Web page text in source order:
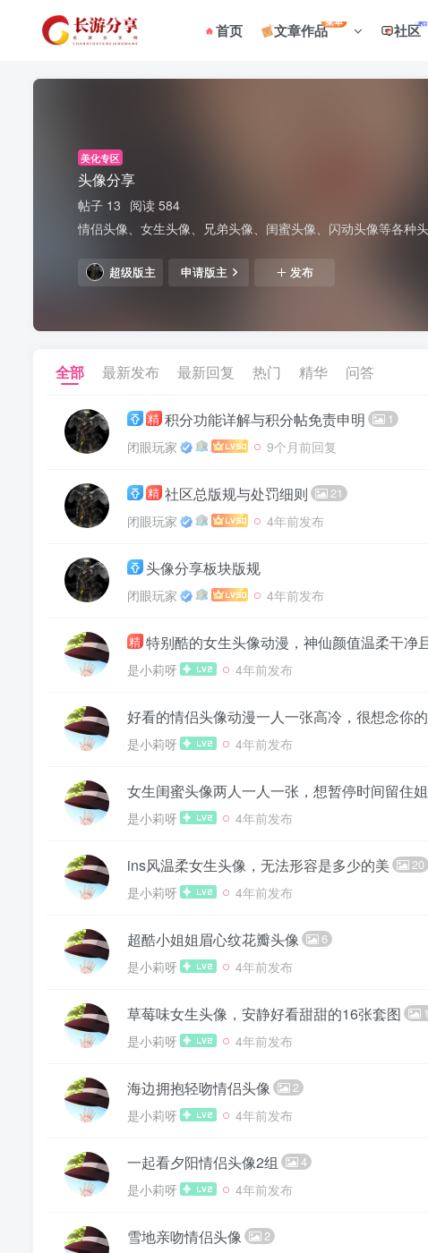
首页 文章作品菜单 社区
美化专区
头像分享
帖子 13 阅读 584
情侣头像、女生头像、兄弟头像、闺蜜头像、闪动头像等各种
超级版主 申请版主 发布
全部 最新发布 最新回复 热门 精华 问答
精 积分功能详解与积分帖免责申明 1
闭眼玩家 9个月前回复
精 社区总版规与处罚细则 21
闭眼玩家 4年前发布
头像分享板块版规
闭眼玩家 4年前发布
精 特别酷的女生头像动漫，神仙颜值温柔干净
是小莉呀 4年前发布
好看的情侣头像动漫一人一张高冷，很想念你
是小莉呀 4年前发布
女生闺蜜头像两人一人一张，想暂停时间留住姐
是小莉呀 4年前发布
ins风温柔女生头像，无法形容是多少的美 20
是小莉呀 4年前发布
超酷小姐姐眉心纹花瓣头像 6
是小莉呀 4年前发布
草莓味女生头像，安静好看甜甜的16张套图
是小莉呀 4年前发布
海边拥抱轻吻情侣头像 2
是小莉呀 4年前发布
一起看夕阳情侣头像2组 4
是小莉呀 4年前发布
雪地亲吻情侣头像 2